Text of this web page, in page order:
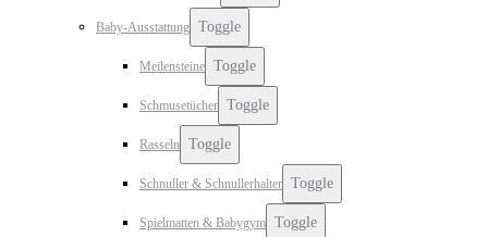
Baby-Ausstattung Toggle
Meilensteine Toggle
Schmusetücher Toggle
Rasseln Toggle
Schnuller & Schnullerhalter Toggle
Spielmatten & Babygym Toggle